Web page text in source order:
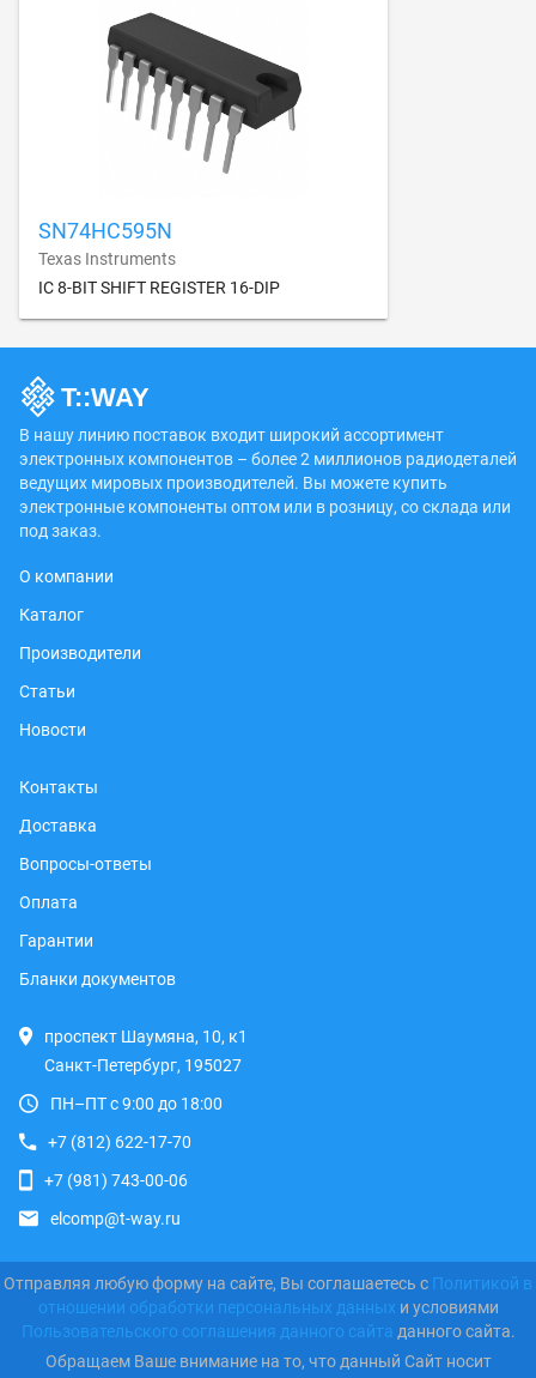
SN74HC595N
Texas Instruments
IC 8-BIT SHIFT REGISTER 16-DIP
В нашу линию поставок входит широкий ассортимент
электронных компонентов – более 2 миллионов радиодеталей
ведущих мировых производителей. Вы можете купить
электронные компоненты оптом или в розницу, со склада или
под заказ.
О компании
Каталог
Производители
Статьи
Новости
Контакты
Доставка
Вопросы-ответы
Оплата
Гарантии
Бланки документов
проспект Шаумяна, 10, к1
Санкт-Петербург, 195027
ПН–ПТ с 9:00 до 18:00
+7 (812) 622-17-70
+7 (981) 743-00-06
elcomp@t-way.ru
Отправляя любую форму на сайте, Вы соглашаетесь с Политикой в
отношении обработки персональных данных и условиями
Пользовательского соглашения данного сайта данного сайта.
Обращаем Ваше внимание на то, что данный Сайт носит